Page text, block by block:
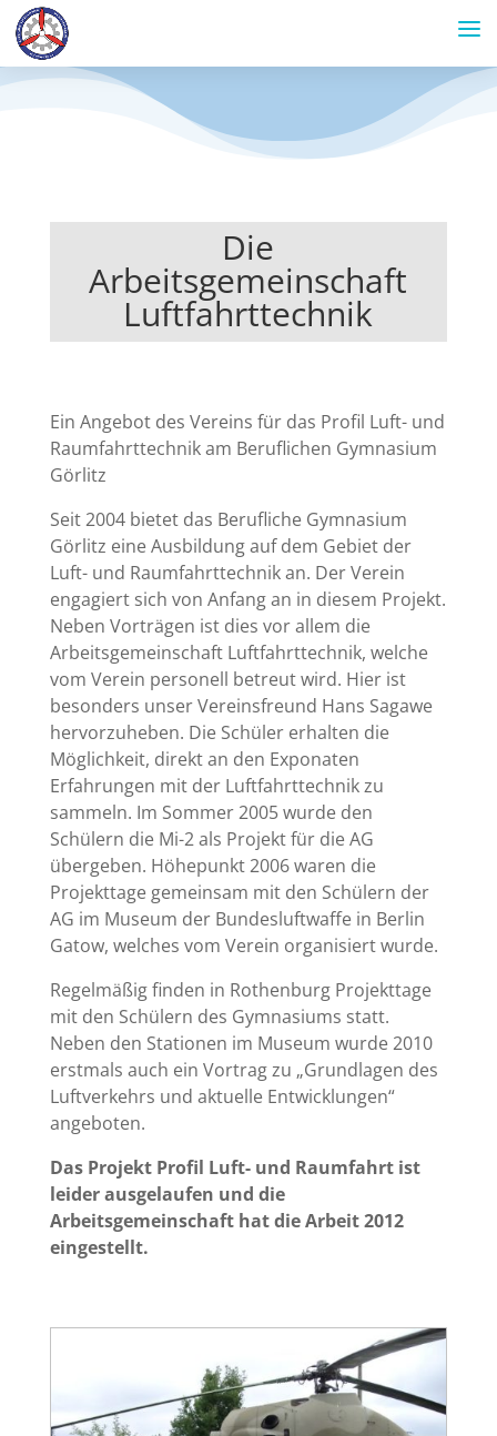
Die
Arbeitsgemeinschaft
Luftfahrttechnik
Ein Angebot des Vereins für das Profil Luft- und
Raumfahrttechnik am Beruflichen Gymnasium
Görlitz
Seit 2004 bietet das Berufliche Gymnasium
Görlitz eine Ausbildung auf dem Gebiet der
Luft- und Raumfahrttechnik an. Der Verein
engagiert sich von Anfang an in diesem Projekt.
Neben Vorträgen ist dies vor allem die
Arbeitsgemeinschaft Luftfahrttechnik, welche
vom Verein personell betreut wird. Hier ist
besonders unser Vereinsfreund Hans Sagawe
hervorzuheben. Die Schüler erhalten die
Möglichkeit, direkt an den Exponaten
Erfahrungen mit der Luftfahrttechnik zu
sammeln. Im Sommer 2005 wurde den
Schülern die Mi-2 als Projekt für die AG
übergeben. Höhepunkt 2006 waren die
Projekttage gemeinsam mit den Schülern der
AG im Museum der Bundesluftwaffe in Berlin
Gatow, welches vom Verein organisiert wurde.
Regelmäßig finden in Rothenburg Projekttage
mit den Schülern des Gymnasiums statt.
Neben den Stationen im Museum wurde 2010
erstmals auch ein Vortrag zu „Grundlagen des
Luftverkehrs und aktuelle Entwicklungen“
angeboten.
Das Projekt Profil Luft- und Raumfahrt ist
leider ausgelaufen und die
Arbeitsgemeinschaft hat die Arbeit 2012
eingestellt.